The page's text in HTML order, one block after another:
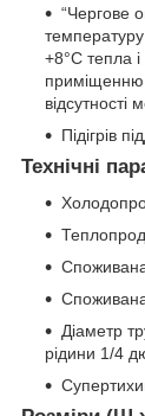
“Чергове
температуру
+8°С тепла
приміщенню
відсутності
Підігрів
Технічні
Споживана
Діаметр
рідини 1/4